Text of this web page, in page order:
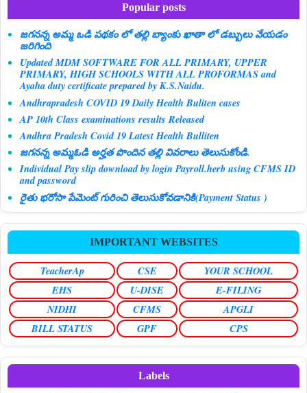
Popular posts
జగనన్న అమ్మ ఒడి పథకం లో తల్లి బ్యాంకు ఖాతా లో డబ్బులు వేయడం
జరిగింది
Updated MDM SOFTWARE FOR ALL PRIMARY, UPPER
PRIMARY, HIGH SCHOOLS WITH ALL PROFORMAS and
Ayaha duty certificate prepared by K.S.Naidu.
Andhrapradesh COVID 19 Daily Health Buliten cases
AP 10th Class examinations results Released
Andhra Pradesh Covid 19 Latest Health Bulliten
జగనన్న అమ్మఓడి అర్హత పొందిన తల్లి వివరాలు తెలుసుకోండి.
Individual Pay slip download by login Payroll.herb using CFMS ID
and password
రైతు భరోసా పేమెంట్ గురించి తెలుసుకోవడానికి(Payment Status )
IMPORTANT WEBSITES
TeacherAp CSE
YOUR SCHOOL
EHS
U-DISE
E-FILING
NIDHI
CFMS
APGLI
BILL STATUS
GPF CPS
Labels